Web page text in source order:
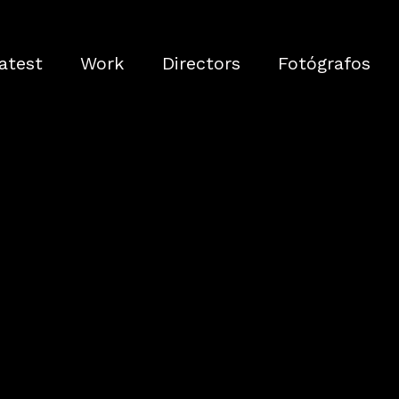
Work Directors Fotógrafos